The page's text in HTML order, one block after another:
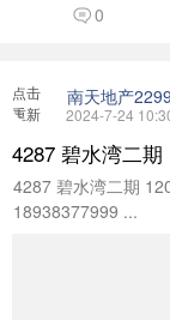
0
点击
重新
南天地产
2024-7-24
4287 碧水湾二期
4287 碧水湾二期
18938377999 ...